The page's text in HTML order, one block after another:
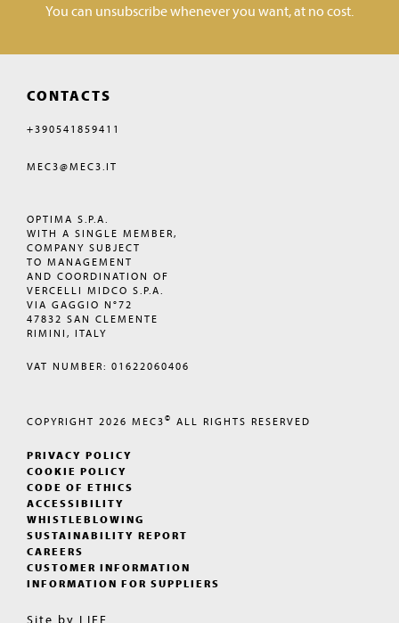
You can unsubscribe whenever you want, at no cost.
CONTACTS
+390541859411
MEC3@MEC3.IT
OPTIMA S.P.A.
WITH A SINGLE MEMBER,
COMPANY SUBJECT
TO MANAGEMENT
AND COORDINATION OF
VERCELLI MIDCO S.P.A.
VIA GAGGIO N°72
47832 SAN CLEMENTE
RIMINI, ITALY
VAT NUMBER: 01622060406
COPYRIGHT 2026 MEC3© ALL RIGHTS RESERVED
PRIVACY POLICY
COOKIE POLICY
CODE OF ETHICS
ACCESSIBILITY
WHISTLEBLOWING
SUSTAINABILITY REPORT
CAREERS
CUSTOMER INFORMATION
INFORMATION FOR SUPPLIERS
Site by LIFE